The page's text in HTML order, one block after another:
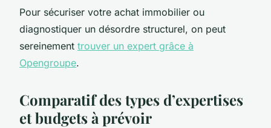
Pour sécuriser votre achat immobilier ou
diagnostiquer un désordre structurel, on peut
sereinement trouver un expert grâce à
Opengroupe.
Comparatif des types d’expertises
et budgets à prévoir